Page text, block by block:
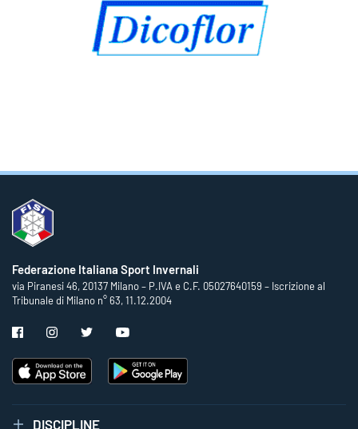
Federazione Italiana Sport Invernali
via Piranesi 46, 20137 Milano – P.IVA e C.F. 05027640159 – Iscrizione al
Tribunale di Milano n° 63, 11.12.2004
DISCIPLINE